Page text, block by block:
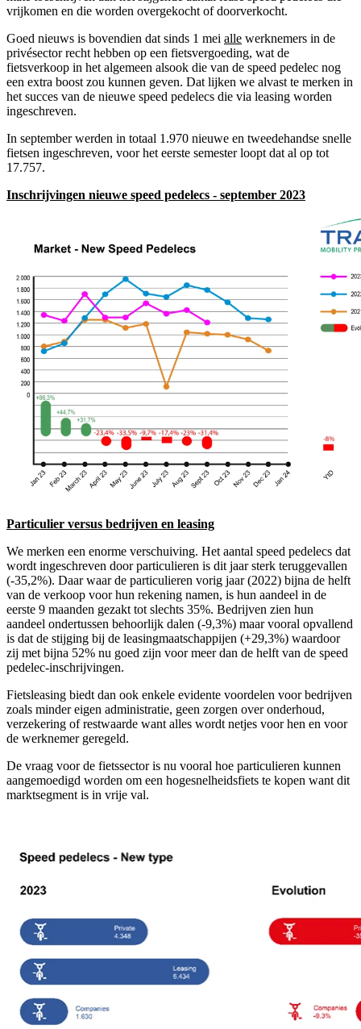
vrijkomen en die worden overgekocht of doorverkocht.
Goed nieuws is bovendien dat sinds 1 mei alle werknemers in de
privésector recht hebben op een fietsvergoeding, wat de
fietsverkoop in het algemeen alsook die van de speed pedelec nog
een extra boost zou kunnen geven. Dat lijken we alvast te merken in
het succes van de nieuwe speed pedelecs die via leasing worden
ingeschreven.
In september werden in totaal 1.970 nieuwe en tweedehandse snelle
fietsen ingeschreven, voor het eerste semester loopt dat al op tot
17.757.
Inschrijvingen nieuwe speed pedelecs - september 2023
Particulier versus bedrijven en leasing
We merken een enorme verschuiving. Het aantal speed pedelecs dat
wordt ingeschreven door particulieren is dit jaar sterk teruggevallen
(-35,2%). Daar waar de particulieren vorig jaar (2022) bijna de helft
van de verkoop voor hun rekening namen, is hun aandeel in de
eerste 9 maanden gezakt tot slechts 35%. Bedrijven zien hun
aandeel ondertussen behoorlijk dalen (-9,3%) maar vooral opvallend
is dat de stijging bij de leasingmaatschappijen (+29,3%) waardoor
zij met bijna 52% nu goed zijn voor meer dan de helft van de speed
pedelec-inschrijvingen.
Fietsleasing biedt dan ook enkele evidente voordelen voor bedrijven
zoals minder eigen administratie, geen zorgen over onderhoud,
verzekering of restwaarde want alles wordt netjes voor hen en voor
de werknemer geregeld.
De vraag voor de fietssector is nu vooral hoe particulieren kunnen
aangemoedigd worden om een hogesnelheidsfiets te kopen want dit
marktsegment is in vrije val.